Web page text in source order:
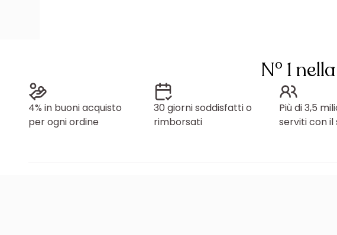
N° 1
4% in buoni acquisto
per ogni ordine
30 giorni soddisfatti o
rimborsati
Più di 3,5
serviti con il